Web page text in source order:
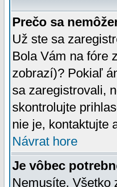
Prečo sa
Už ste sa
Bola Vám na fóre
zobrazí)? Pokiaľ
sa zaregistrovali,
skontrolujte
nie je, kontaktujte
Návrat hore
Je vôbec
Nemusíte. Všetko